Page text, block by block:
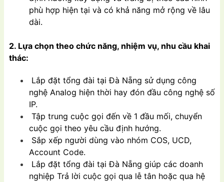
phù hợp hiện tại và có khả năng mở rộng về lâu
dài.
2. Lựa chọn theo chức năng, nhiệm vụ, nhu cầu khai
thác:
Lắp đặt tổng đài tại Đà Nẵng sử dụng công
nghệ Analog hiện thời hay đón đầu công nghệ số
IP.
Tập trung cuộc gọi đến về 1 đầu mối, chuyển
cuộc gọi theo yêu cầu định hướng.
Sắp xếp người dùng vào nhóm COS, UCD,
Account Code.
Lắp đặt tổng đài tại Đà Nẵng giúp các doanh
nghiệp Trả lời cuộc gọi qua lễ tân hoặc qua hệ